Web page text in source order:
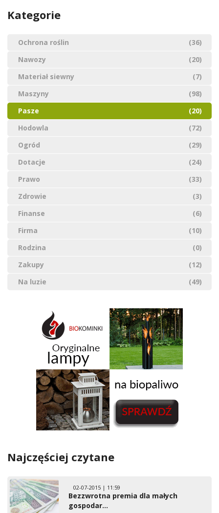
Kategorie
Ochrona roślin
(36)
Nawozy
(20)
Materiał siewny
(7)
Maszyny
(98)
Pasze
(20)
Hodowla
(72)
Ogród
(29)
Dotacje
(24)
Prawo
(33)
Zdrowie
(3)
Finanse
(6)
Firma
(10)
Rodzina
(0)
Zakupy
(12)
Na luzie
(49)
Najczęściej czytane
02-07-2015 | 11:59
Bezzwrotna premia dla małych
gospodar...